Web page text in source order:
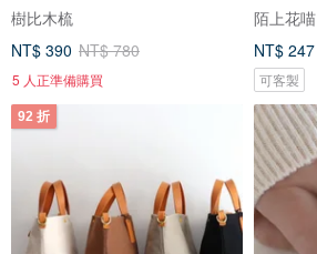
樹比木梳
NT$ 390 NT$ 780
5 人正準備購買
陌上花喵
NT$ 247
可客製
92 折